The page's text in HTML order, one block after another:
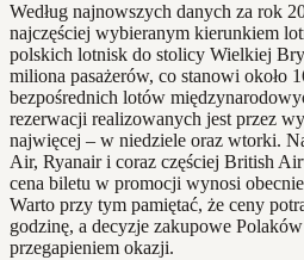
Według najnowszych danych za rok
najczęściej wybieranym kierunkiem
polskich lotnisk do stolicy Wielkiej
miliona pasażerów, co stanowi około
bezpośrednich lotów
rezerwacji realizowanych jest przez
najwięcej – w niedziele oraz wtorki.
Air, Ryanair i coraz częściej British
cena biletu w promocji wynosi
Warto przy tym pamiętać, że ceny
godzinę, a decyzje zakupowe
przegapieniem okazji.